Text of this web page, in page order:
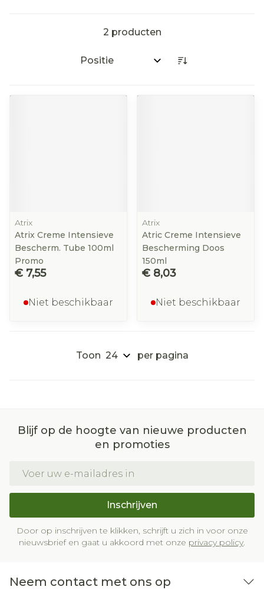
2 producten
Sorteer op:
Atrix
Atrix Creme Intensieve
Bescherm. Tube 100ml
Promo
€ 7,55
Niet beschikbaar
Atrix
Atric Creme Intensieve
Bescherming Doos
150ml
€ 8,03
Niet beschikbaar
Toon per pagina
Blijf op de hoogte van nieuwe producten
en promoties
Inschrijven
Door op inschrijven te klikken, schrijft u zich in voor onze
nieuwsbrief en gaat u akkoord met onze privacy policy.
Neem contact met ons op